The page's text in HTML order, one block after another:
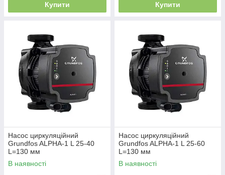
Купити Купити
Насос циркуляційний
Grundfos ALPHA-1 L 25-40
L=130 мм
В наявності
Насос циркуляційний
Grundfos ALPHA-1 L 25-60
L=130 мм
В наявності